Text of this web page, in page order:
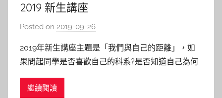
2019 新生講座
Posted on 2019-09-26
c
a
2019年新生講座主題是「我們與自己的距離」，如
果問起同學是否喜歡自己的科系?是否知道自己為何
學習?是否知道畢業後要做甚麼?通常有一半的同學不
知道自己喜歡甚麼?想要甚麼?甚至不知道為何而學?
繼續閱讀